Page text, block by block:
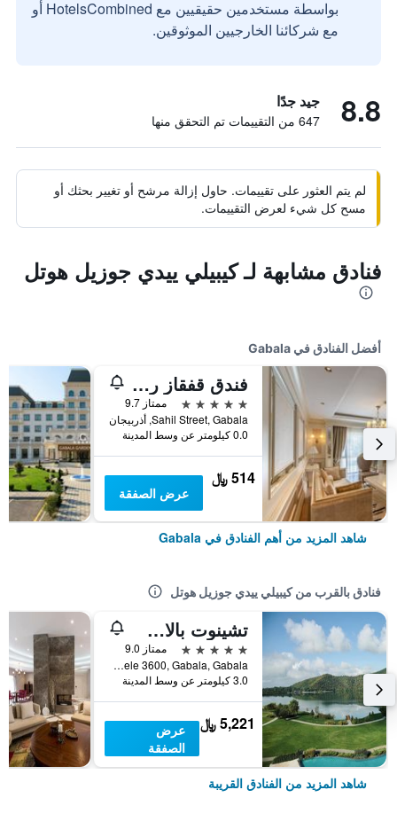
بواسطة مستخدمين حقيقيين مع HotelsCombined أو
مع شركائنا الخارجيين الموثوقين.
8.8 جيد جدًا
647 من التقييمات تم التحقق منها
لم يتم العثور على تقييمات. حاول إزالة مرشح أو تغيير بحثك أو
مسح كل شيء لعرض التقييمات.
فنادق مشابهة لـ كيبيلي ييدي جوزيل هوتل
أفضل الفنادق في Gabala
فندق قفقاز ريفرسايد
5 نجوم
ممتاز 9.7
Sahil Street, Gabala, أذربيجان
0.0 كيلومتر عن وسط المدينة
514 ﷼
عرض الصفقة
شاهد المزيد من أهم الفنادق في Gabala
فنادق بالقرب من كيبيلي ييدي جوزيل هوتل
تشينوت بالاس جابالا
5 نجوم
ممتاز 9.0
Nohurgishlag, Gebele 3600, Gabala, Gabala, أذربيجان
3.0 كيلومتر عن وسط المدينة
5,221 ﷼
عرض
الصفقة
شاهد المزيد من الفنادق القريبة